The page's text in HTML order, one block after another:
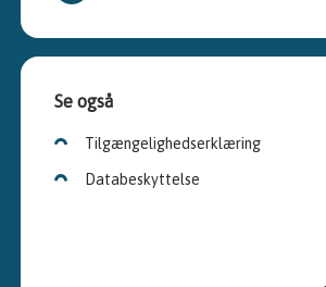
Se også
Tilgængelighedserklæring
Databeskyttelse